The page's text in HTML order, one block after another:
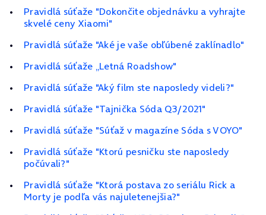
Pravidlá súťaže "Dokončite objednávku a vyhrajte
skvelé ceny Xiaomi"
Pravidlá súťaže "Aké je vaše obľúbené zaklínadlo"
Pravidlá súťaže „Letná Roadshow"
Pravidlá súťaže "Aký film ste naposledy videli?"
Pravidlá súťaže "Tajnička Sóda Q3/2021"
Pravidlá súťaže "Súťaž v magazíne Sóda s VOYO"
Pravidlá súťaže "Ktorú pesničku ste naposledy
počúvali?"
Pravidlá súťaže "Ktorá postava zo seriálu Rick a
Morty je podľa vás najuletenejšia?"